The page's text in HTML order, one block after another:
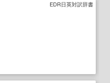
EDR日英対訳辞書